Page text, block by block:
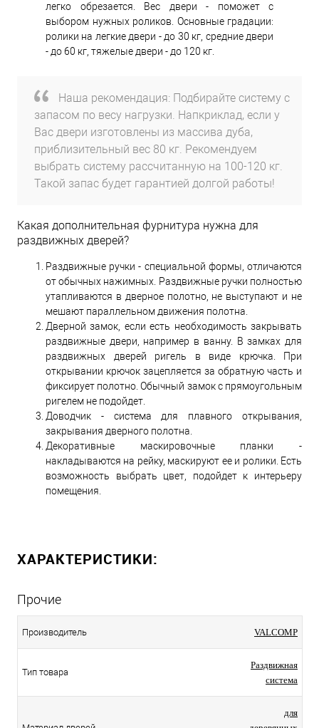
легко обрезается. Вес двери - поможет с
выбором нужных роликов. Основные градации:
ролики на легкие двери - до 30 кг, средние двери
- до 60 кг, тяжелые двери - до 120 кг.
Наша рекомендация: Подбирайте систему с
запасом по весу нагрузки. Напкриклад, если у
Вас двери изготовлены из массива дуба,
приблизительный вес 80 кг. Рекомендуем
выбрать систему рассчитанную на 100-120 кг.
Такой запас будет гарантией долгой работы!
Какая дополнительная фурнитура нужна для
раздвижных дверей?
Раздвижные ручки - специальной формы, отличаются
от обычных нажимных. Раздвижные ручки полностью
утапливаются в дверное полотно, не выступают и не
мешают параллельном движения полотна.
Дверной замок, если есть необходимость закрывать
раздвижные двери, например в ванну. В замках для
раздвижных дверей ригель в виде крючка. При
открывании крючок зацепляется за обратную часть и
фиксирует полотно. Обычный замок с прямоугольным
ригелем не подойдет.
Доводчик - сиcтема для плавного открывания,
закрывания дверного полотна.
Декоративные маскировочные планки -
накладываются на рейку, маскируют ее и ролики. Есть
возможность выбрать цвет, подойдет к интерьеру
помещения.
ХАРАКТЕРИСТИКИ:
Прочие
Производитель VALCOMP
Тип товара
Раздвижная
система
для